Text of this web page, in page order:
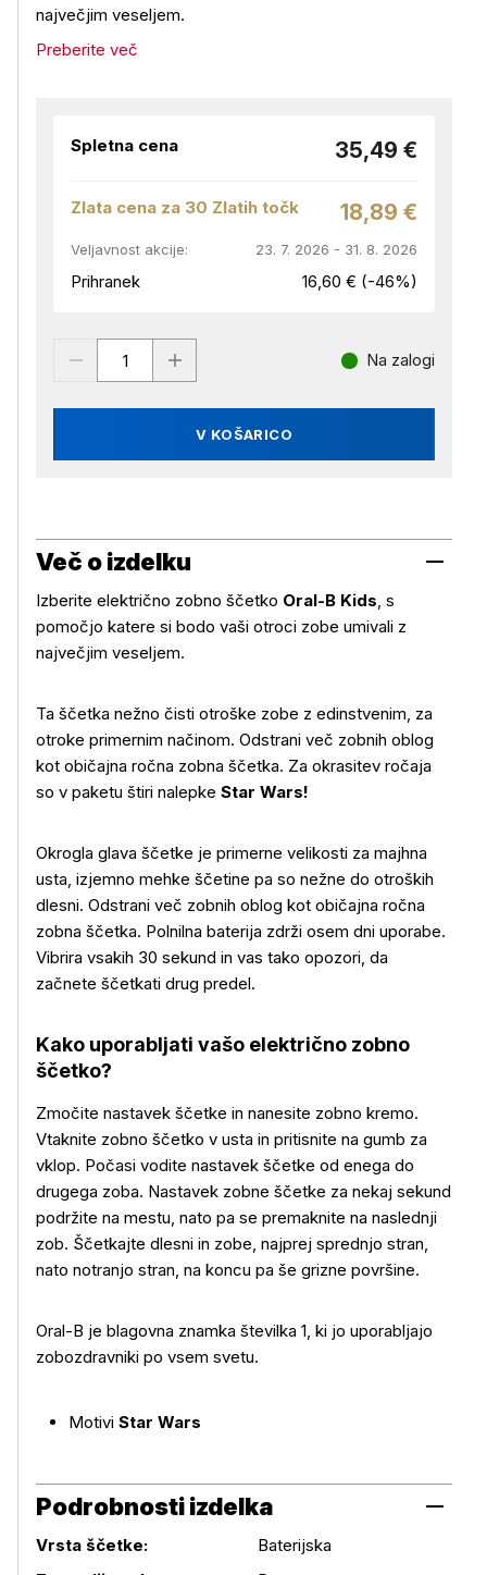
največjim veseljem.
Preberite več
Spletna cena 35,49 €
Zlata cena za 30 Zlatih točk 18,89 €
Veljavnost akcije: 23. 7. 2026 - 31. 8. 2026
Prihranek 16,60 € (-46%)
V KOŠARICO
Na zalogi
Več o izdelku
Izberite električno zobno ščetko Oral-B Kids, s
pomočjo katere si bodo vaši otroci zobe umivali z
največjim veseljem.
Ta ščetka nežno čisti otroške zobe z edinstvenim, za
otroke primernim načinom. Odstrani več zobnih oblog
kot običajna ročna zobna ščetka. Za okrasitev ročaja
so v paketu štiri nalepke Star Wars!
Okrogla glava ščetke je primerne velikosti za majhna
usta, izjemno mehke ščetine pa so nežne do otroških
dlesni. Odstrani več zobnih oblog kot običajna ročna
zobna ščetka. Polnilna baterija zdrži osem dni uporabe.
Vibrira vsakih 30 sekund in vas tako opozori, da
začnete ščetkati drug predel.
Kako uporabljati vašo električno zobno
ščetko?
Zmočite nastavek ščetke in nanesite zobno kremo.
Vtaknite zobno ščetko v usta in pritisnite na gumb za
vklop. Počasi vodite nastavek ščetke od enega do
drugega zoba. Nastavek zobne ščetke za nekaj sekund
podržite na mestu, nato pa se premaknite na naslednji
zob. Ščetkajte dlesni in zobe, najprej sprednjo stran,
nato notranjo stran, na koncu pa še grizne površine.
Oral-B je blagovna znamka številka 1, ki jo uporabljajo
zobozdravniki po vsem svetu.
Motivi Star Wars
Podrobnosti izdelka
Vrsta ščetke:
Baterijska